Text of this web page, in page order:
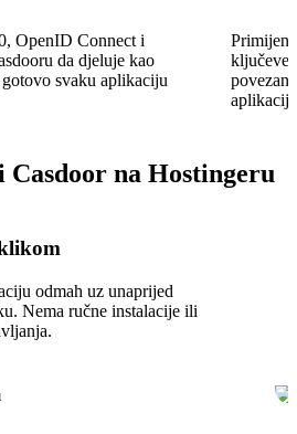
OpenID Connect i
da djeluje kao
svaku aplikaciju
aplikaciji.
Casdoor na Hostingeru
odmah uz unaprijed
Nema ručne instalacije ili